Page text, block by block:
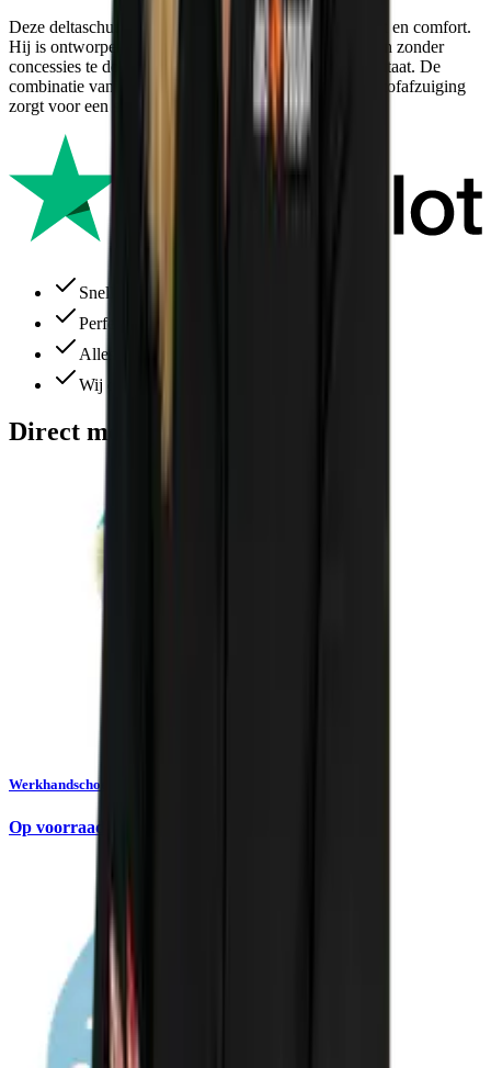
Deze deltaschuurmachine combineert mobiliteit, kracht en comfort.
Hij is ontworpen om langdurig en efficiënt te gebruiken zonder
concessies te doen aan de kwaliteit van het schuurresultaat. De
combinatie van snoerloos werken en een uitstekende stofafzuiging
zorgt voor een schone en gezonde werkomgeving.
Snelle levering
Perfecte service
Alles ruim op voorraad
Wij denken altijd met je mee
Direct meebestellen
Werkhandschoen Showa 310 Grip groen
Op voorraad